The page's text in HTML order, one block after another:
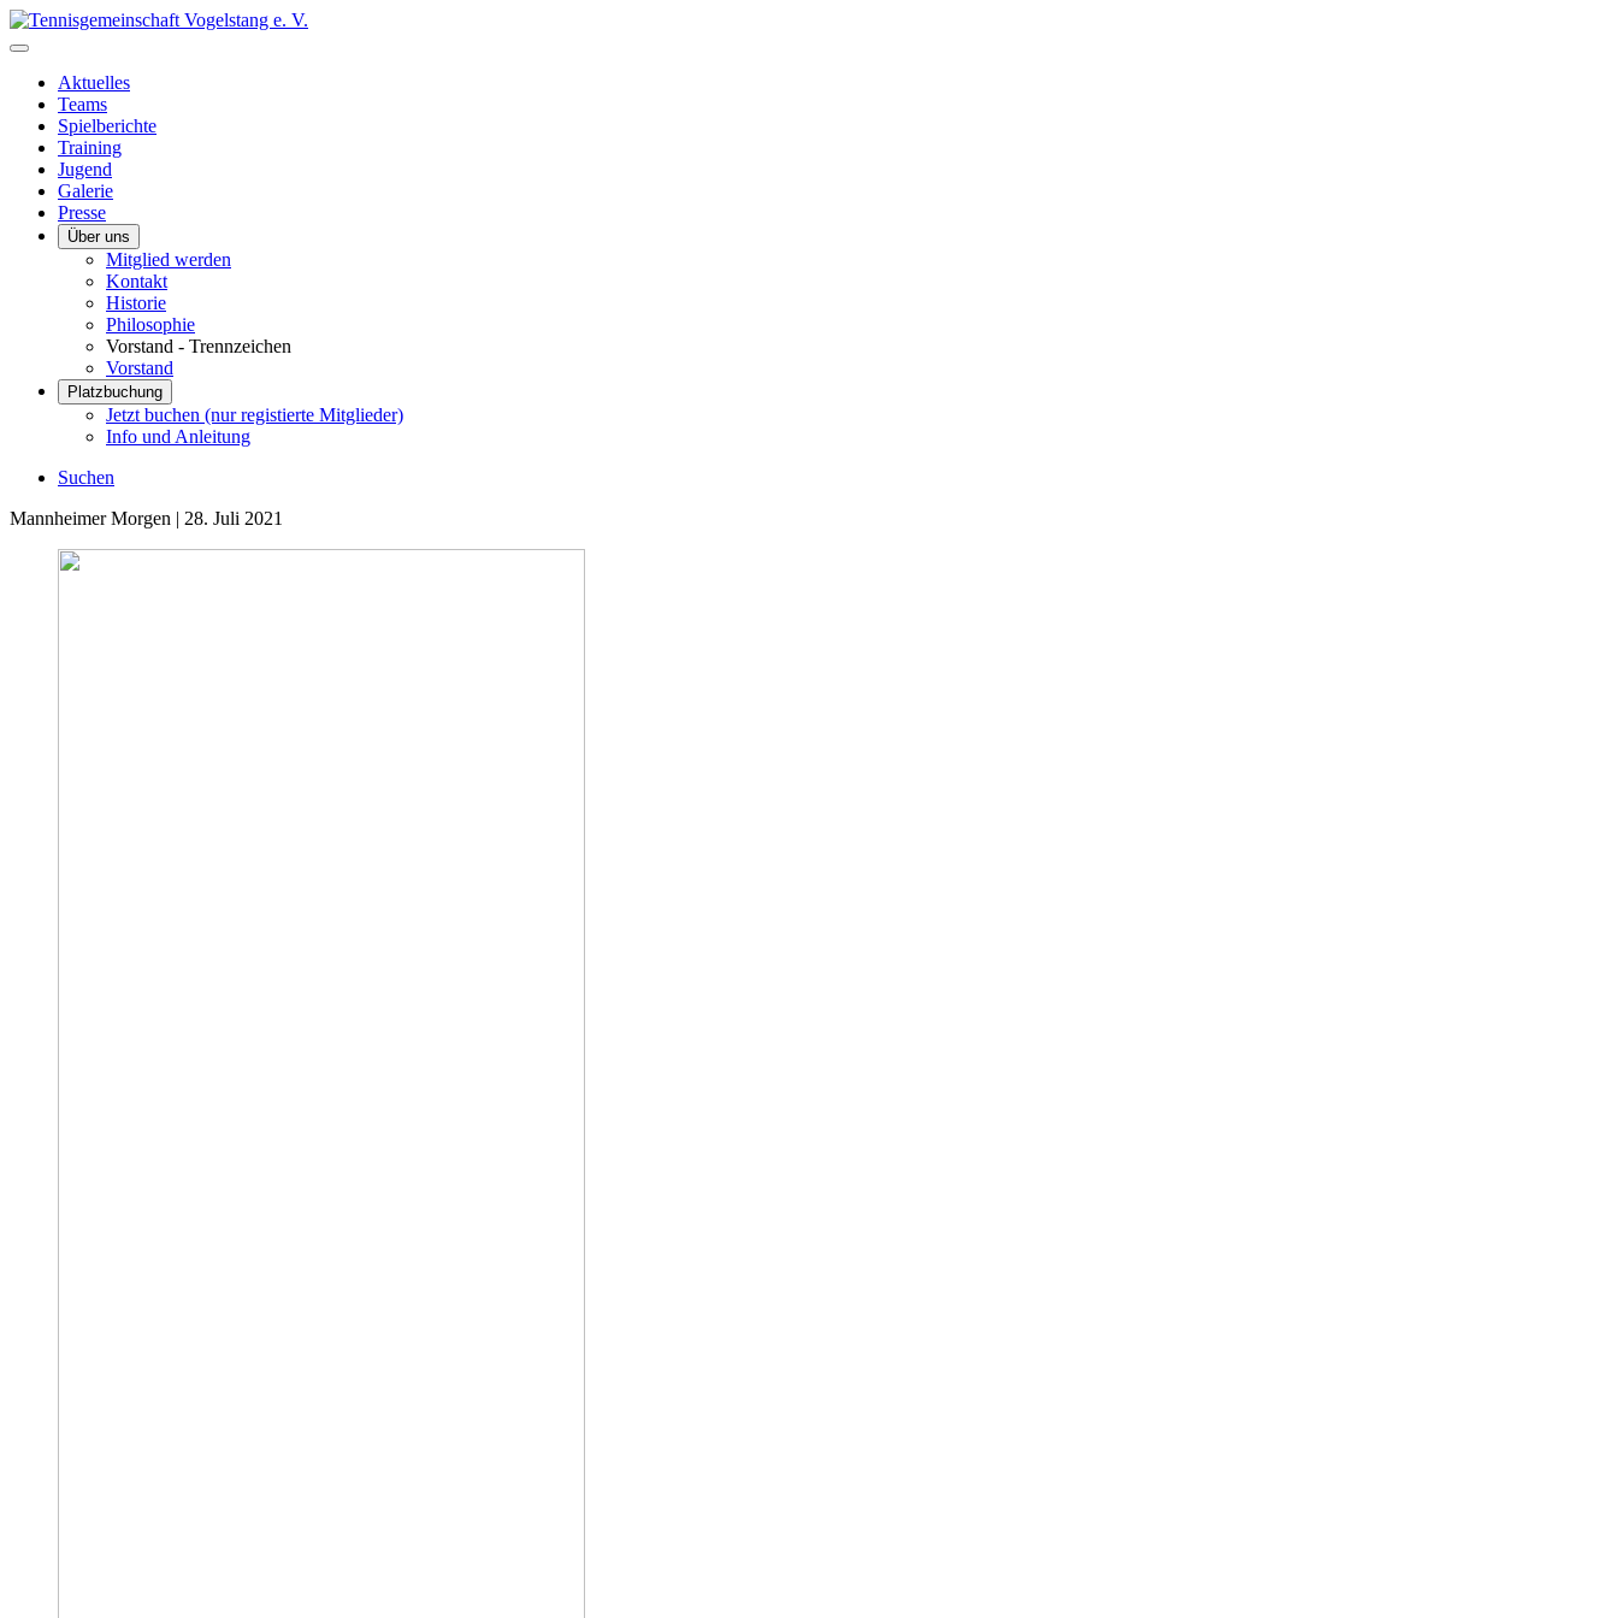
Aktuelles
Teams
Spielberichte
Training
Jugend
Galerie
Presse
Über uns
Mitglied werden
Kontakt
Historie
Philosophie
Vorstand - Trennzeichen
Vorstand
Platzbuchung
Jetzt buchen (nur registierte Mitglieder)
Info und Anleitung
Suchen
Mannheimer Morgen | 28. Juli 2021